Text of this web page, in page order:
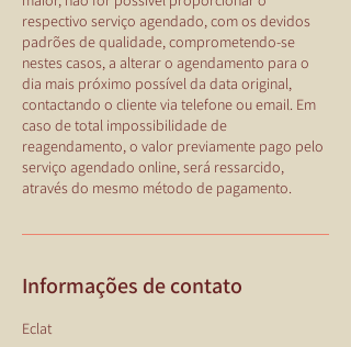
respectivo serviço agendado, com os devidos
padrões de qualidade, comprometendo-se
nestes casos, a alterar o agendamento para o
dia mais próximo possível da data original,
contactando o cliente via telefone ou email. Em
caso de total impossibilidade de
reagendamento, o valor previamente pago pelo
serviço agendado online, será ressarcido,
Informações de contato
Eclat